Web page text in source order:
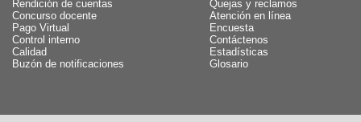
Rendición de cuentas
Concurso docente
Pago Virtual
Control interno
Calidad
Buzón de notificaciones
Quejas y reclamos
Atención en línea
Encuesta
Contáctenos
Estadísticas
Glosario